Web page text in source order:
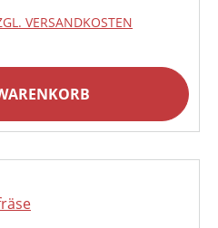
VERSANDKOSTEN